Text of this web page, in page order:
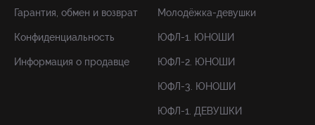
Гарантия, обмен и возврат
Конфиденциальность
Информация о продавце
Молодёжка-девушки
ЮФЛ-1. ЮНОШИ
ЮФЛ-2. ЮНОШИ
ЮФЛ-3. ЮНОШИ
ЮФЛ-1. ДЕВУШКИ